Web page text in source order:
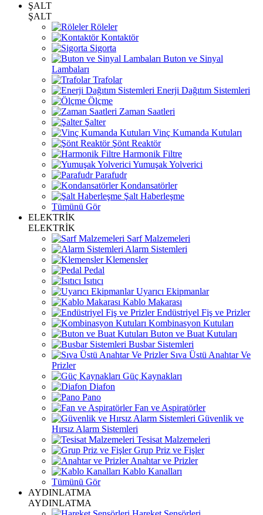
ŞALT
ŞALT
Röleler
Kontaktör
Sigorta
Buton ve Sinyal
Lambaları
Trafolar
Enerji Dağıtım Sistemleri
Ölçme
Zaman Saatleri
Şalter
Vinç Kumanda Kutuları
Şönt Reaktör
Harmonik Filtre
Yumuşak Yolverici
Parafudr
Kondansatörler
Şalt Haberleşme
Tümünü Gör
ELEKTRİK
ELEKTRİK
Sarf Malzemeleri
Alarm Sistemleri
Klemensler
Pedal
Isıtıcı
Uyarıcı Ekipmanlar
Kablo Makarası
Endüstriyel Fiş ve Prizler
Kombinasyon Kutuları
Buton ve Buat Kutuları
Busbar Sistemleri
Sıva Üstü Anahtar Ve
Prizler
Güç Kaynakları
Diafon
Pano
Fan ve Aspiratörler
Güvenlik ve
Hırsız Alarm Sistemleri
Tesisat Malzemeleri
Grup Priz ve Fişler
Anahtar ve Prizler
Kablo Kanalları
Tümünü Gör
AYDINLATMA
AYDINLATMA